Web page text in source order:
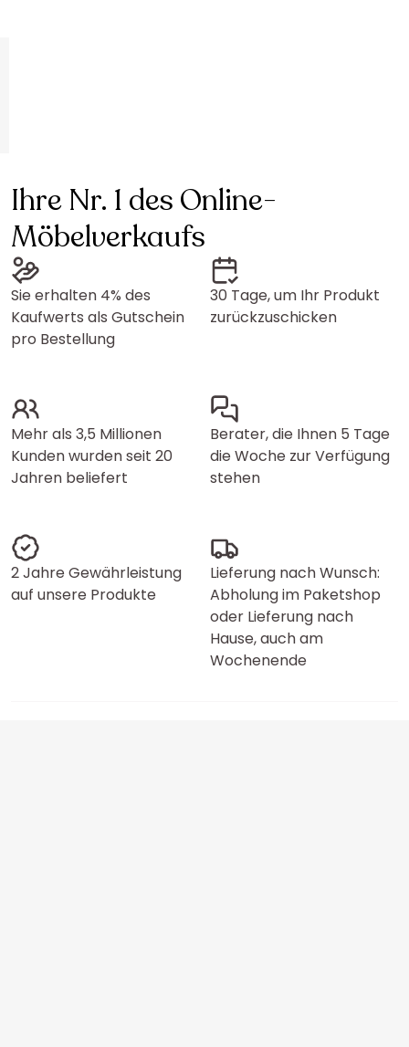
Ihre Nr. 1 des Online-
Möbelverkaufs
Sie erhalten 4% des
Kaufwerts als Gutschein
pro Bestellung
30 Tage, um Ihr Produkt
zurückzuschicken
Mehr als 3,5 Millionen
Kunden wurden seit 20
Jahren beliefert
Berater, die Ihnen 5 Tage
die Woche zur Verfügung
stehen
2 Jahre Gewährleistung
auf unsere Produkte
Lieferung nach Wunsch:
Abholung im Paketshop
oder Lieferung nach
Hause, auch am
Wochenende